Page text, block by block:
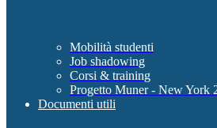
Mobilità studenti
Job shadowing
Corsi & training
Progetto Muner - New York
Documenti utili